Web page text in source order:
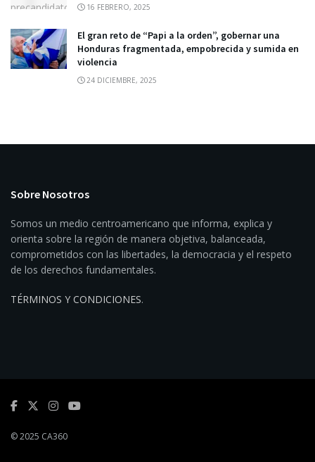
16 FEBRERO, 2025
El gran reto de “Papi a la orden”, gobernar una
Honduras fragmentada, empobrecida y sumida en
violencia
24 DICIEMBRE, 2025
Sobre Nosotros
Somos un medio centroamericano que informa, explica y
orienta sobre la región de manera objetiva, balanceada,
comprometidos con las libertades, la democracia y el respeto
de los derechos fundamentales.
TÉRMINOS Y CONDICIONES.
© 2025 CA360